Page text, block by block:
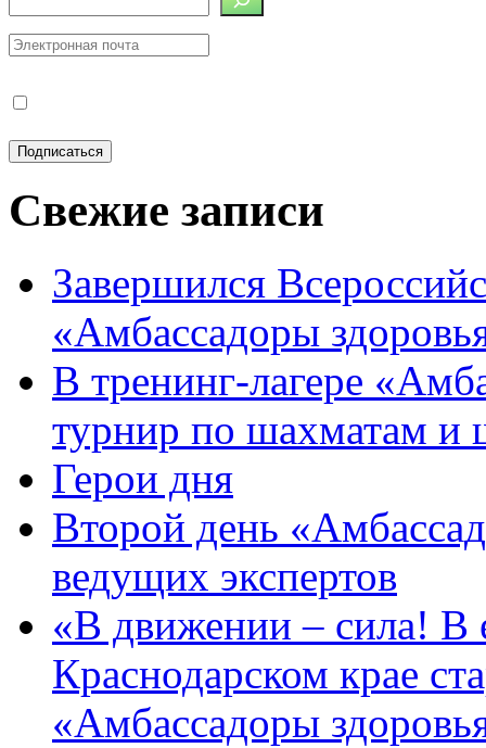
Свежие записи
Завершился
«Амбассадоры
В тренинг-лагере
турнир по шахматам и
Герои дня
Второй день
ведущих экспертов
«В движении – сила! В
Краснодарском крае
«Амбассадоры